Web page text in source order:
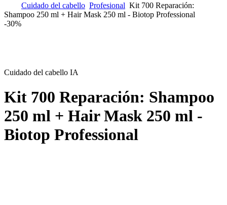
Cuidado del cabello Profesional Kit 700 Reparación:
Shampoo 250 ml + Hair Mask 250 ml - Biotop Professional
-30%
Cuidado del cabello IA
Kit 700 Reparación: Shampoo
250 ml + Hair Mask 250 ml -
Biotop Professional